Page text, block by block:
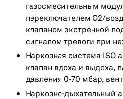
газосмесительным
переключателем О2/
клапаном экстренной
сигналом тревоги при
Наркозная система ISO
клапан вдоха и выдоха,
давления 0-70 мбар,
Наркозно-дыхательный